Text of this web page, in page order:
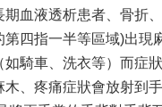
血液透析患者、骨折
四指一半等區域)出
騎車、洗衣等）而症
、疼痛症狀會放射到